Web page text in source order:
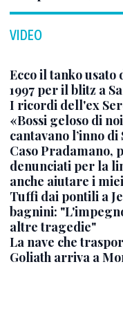
VIDEO
Ecco il tanko usato
1997 per il blitz a
I ricordi dell'ex
«Bossi geloso di
cantavano l’inno
Caso Pradamano,
denunciati per la
anche aiutare i
Tuffi dai pontili a
bagnini:
altre tragedie"
La nave che
Goliath arriva a